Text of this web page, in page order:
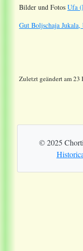
Bilder und Fotos Ufa
Gut Boljschaja
Zuletzt geändert am 23
© 2025